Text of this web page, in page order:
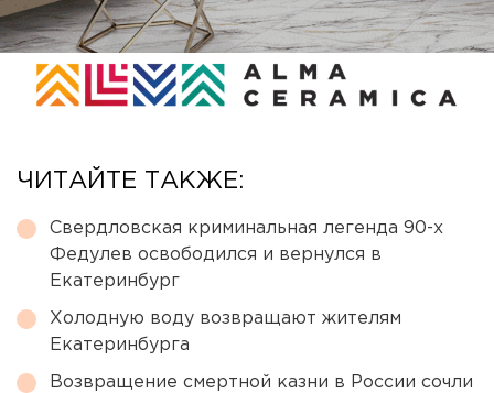
ЧИТАЙТЕ ТАКЖЕ:
Свердловская криминальная легенда 90-х
Федулев освободился и вернулся в
Екатеринбург
Холодную воду возвращают жителям
Екатеринбурга
Возвращение смертной казни в России сочли